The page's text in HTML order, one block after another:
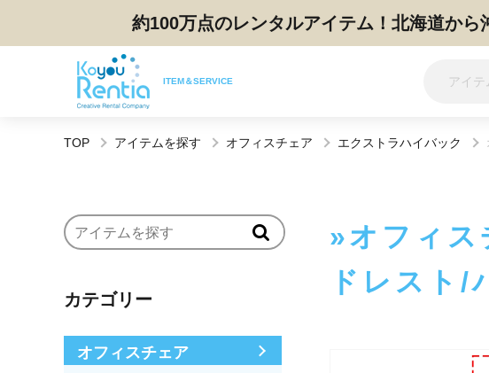
約100万点のレンタルアイテム！ 北海道から
ITEM＆SERVICE
TOP アイテムを探す オフィスチェア エクストラハイバック
カテゴリー
オフィスチェア
オフィス
ドレスト/